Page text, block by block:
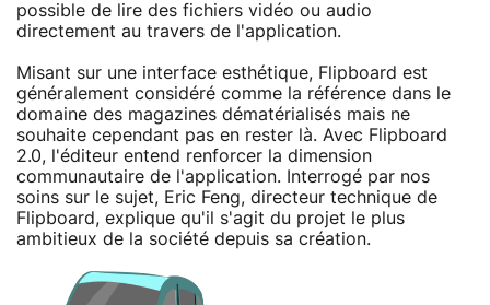
possible de lire des fichiers vidéo ou audio
directement au travers de l'application.
Misant sur une interface esthétique, Flipboard est
généralement considéré comme la référence dans le
domaine des magazines dématérialisés mais ne
souhaite cependant pas en rester là. Avec Flipboard
2.0, l'éditeur entend renforcer la dimension
communautaire de l'application. Interrogé par nos
soins sur le sujet, Eric Feng, directeur technique de
Flipboard, explique qu'il s'agit du projet le plus
ambitieux de la société depuis sa création.